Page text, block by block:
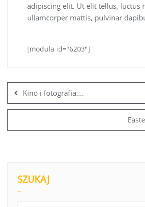
adipiscing elit. Ut elit tellus, luctus
ullamcorper mattis, pulvinar
[modula id="6203"]
Kino i fotografia….
SZUKAJ